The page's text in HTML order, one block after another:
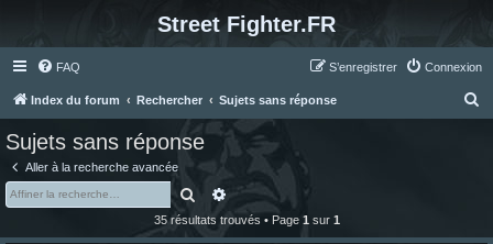
Street Fighter.FR
FAQ Connexion
S’enregistrer
Index du forum Rechercher Sujets sans réponse
Sujets sans réponse
Aller à la recherche avancée
RechercherRecherche avancée
35 résultats trouvés • Page 1 sur 1